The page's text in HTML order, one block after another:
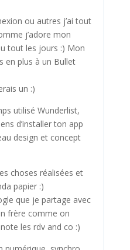
ou autres j’ai tout
j’adore mon
tout les jours :) Mon
en plus à un Bullet
un :)
utilisé Wunderlist,
d’installer ton app
design et concept
choses réalisées et
papier :)
que je partage avec
frère comme on
les rdv and co :)